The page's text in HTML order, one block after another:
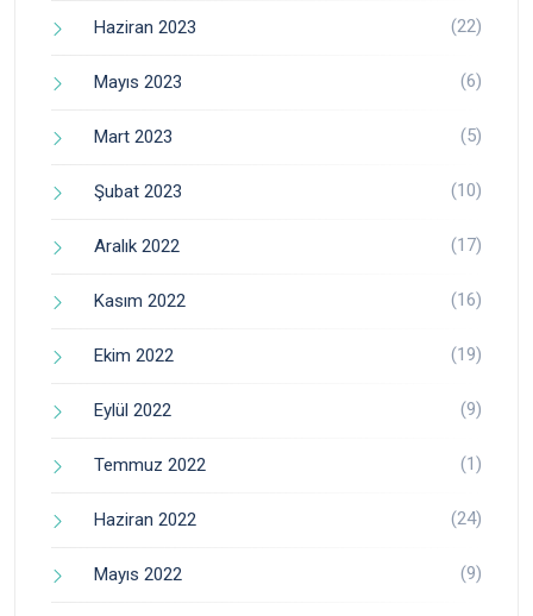
Haziran 2023 (22)
Mayıs 2023 (6)
Mart 2023 (5)
Şubat 2023 (10)
Aralık 2022 (17)
Kasım 2022 (16)
Ekim 2022 (19)
Eylül 2022 (9)
Temmuz 2022 (1)
Haziran 2022 (24)
Mayıs 2022 (9)